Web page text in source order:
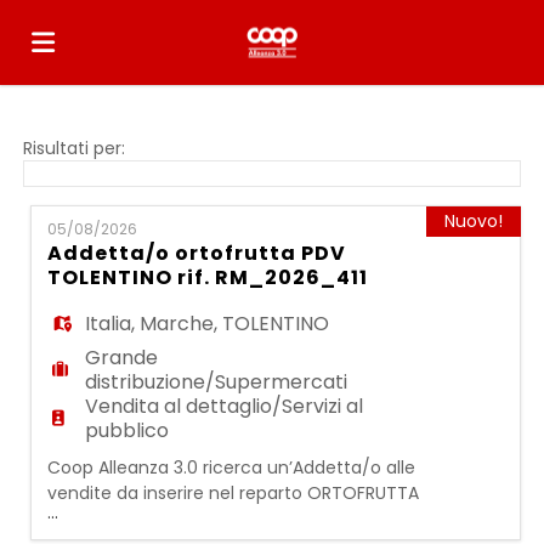
Offerte
di
lavoro
Carica
il
CV
Login
Lingua
Risultati per:
05/08/2026
Addetta/o ortofrutta PDV
TOLENTINO rif. RM_2026_411
Italia, Marche, TOLENTINO
Grande
distribuzione/Supermercati
Vendita al dettaglio/Servizi al
pubblico
Coop Alleanza 3.0 ricerca un’Addetta/o alle
vendite da inserire nel reparto ORTOFRUTTA
La persona inserita opererà in una realtà
...
Nuovo!